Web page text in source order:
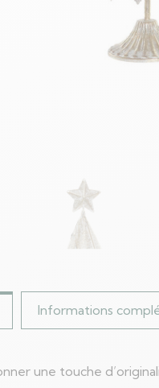
Informations
une touche